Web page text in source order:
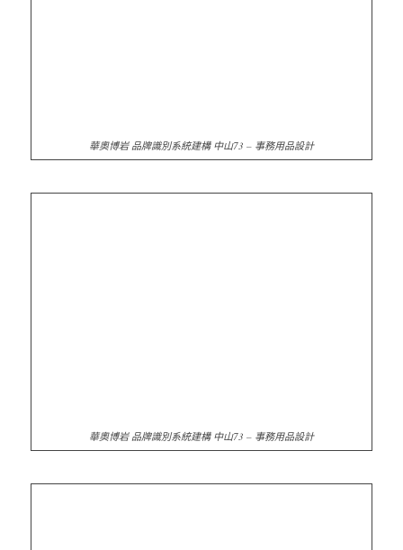
華奧博岩 品牌識別系統建構 中山73 – 事務用品設計
華奧博岩 品牌識別系統建構 中山73 – 事務用品設計